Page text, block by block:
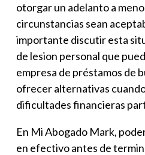
otorgar un adelanto a
circunstancias sean
importante discutir esta
de lesion personal que
empresa de préstamos de
ofrecer alternativas
dificultades financieras
En Mi Abogado Mark,
en efectivo antes de